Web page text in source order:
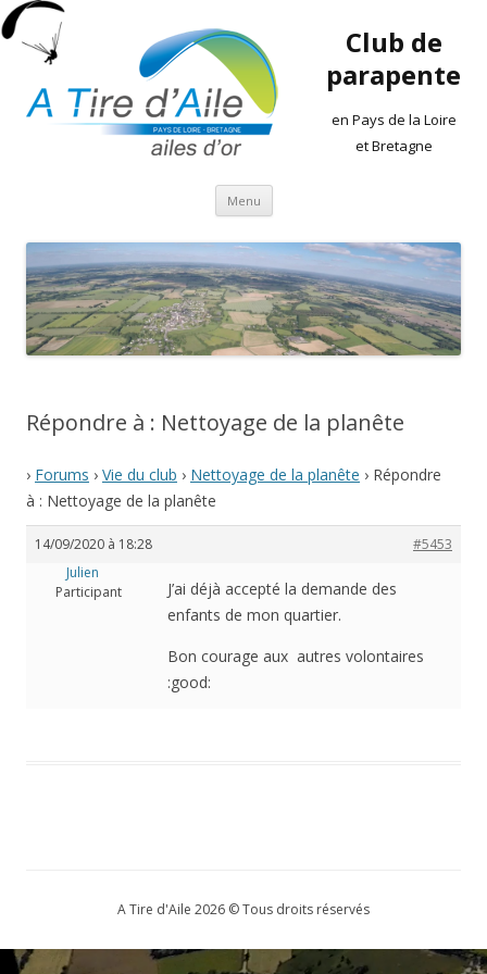
Club de
parapente
en Pays de la Loire
et Bretagne
Menu Aller
contenu
Répondre à : Nettoyage de la planête
› Forums › Vie du club › Nettoyage de la planête › Répondre
à : Nettoyage de la planête
14/09/2020 à 18:28
#5453
Julien
Participant
J’ai déjà accepté la demande des
enfants de mon quartier.
Bon courage aux autres volontaires
:good:
A Tire d'Aile 2026 © Tous droits réservés